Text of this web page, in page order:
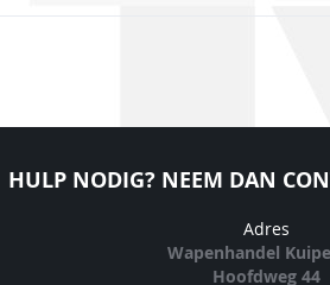
HULP NODIG? NEEM DAN
Adres
Wapenhandel
Hoofdweg 44